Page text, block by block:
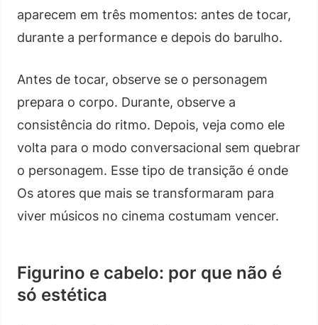
aparecem em três momentos: antes de tocar,
durante a performance e depois do barulho.
Antes de tocar, observe se o personagem
prepara o corpo. Durante, observe a
consistência do ritmo. Depois, veja como ele
volta para o modo conversacional sem quebrar
o personagem. Esse tipo de transição é onde
Os atores que mais se transformaram para
viver músicos no cinema costumam vencer.
Figurino e cabelo: por que não é
só estética